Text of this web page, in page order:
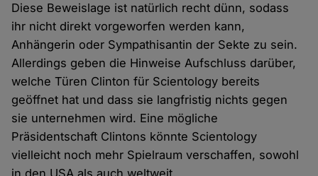
Diese Beweislage ist natürlich recht dünn, sodass
ihr nicht direkt vorgeworfen werden kann,
Anhängerin oder Sympathisantin der Sekte zu sein.
Allerdings geben die Hinweise Aufschluss darüber,
welche Türen Clinton für Scientology bereits
geöffnet hat und dass sie langfristig nichts gegen
sie unternehmen wird. Eine mögliche
Präsidentschaft Clintons könnte Scientology
vielleicht noch mehr Spielraum verschaffen, sowohl